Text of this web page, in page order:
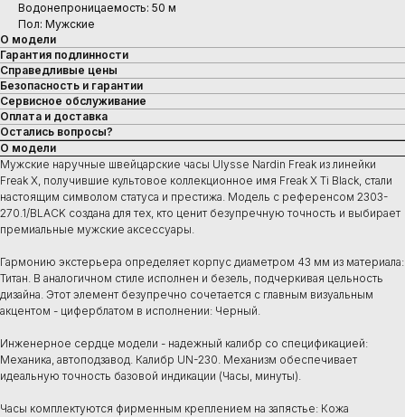
Водонепроницаемость: 50 м
Пол: Мужские
О модели
Гарантия подлинности
Справедливые цены
Безопасность и гарантии
Сервисное обслуживание
Оплата и доставка
Остались вопросы?
О модели
Мужские наручные швейцарские часы Ulysse Nardin Freak из линейки
Freak X, получившие культовое коллекционное имя Freak X Ti Black, стали
настоящим символом статуса и престижа. Модель с референсом 2303-
270.1/BLACK создана для тех, кто ценит безупречную точность и выбирает
премиальные мужские аксессуары.
Гармонию экстерьера определяет корпус диаметром 43 мм из материала:
Титан. В аналогичном стиле исполнен и безель, подчеркивая цельность
дизайна. Этот элемент безупречно сочетается с главным визуальным
акцентом - циферблатом в исполнении: Черный.
Инженерное сердце модели - надежный калибр со спецификацией:
Механика, автоподзавод. Калибр UN-230. Механизм обеспечивает
идеальную точность базовой индикации (Часы, минуты).
Часы комплектуются фирменным креплением на запястье: Кожа